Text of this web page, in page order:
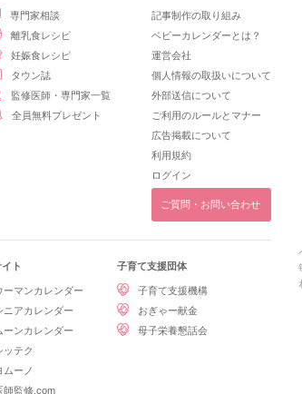
専門家相談
離乳食レシピ
妊娠食レシピ
タウン誌
監修医師・専門家一覧
全員無料プレゼント
記事制作の取り組み
ベビーカレンダーとは？
運営会社
個人情報の取扱いについて
外部送信について
ご利用のルールとマナー
広告掲載について
利用規約
ログイン
ご質問・お問い合わせ
ト
ーマンカレンダー
ニアカレンダー
ーンカレンダー
ッテク
ムーノ
師監修.com
子育て支援団体
子育て支援機構
おぎゃー献金
母子栄養懇話会